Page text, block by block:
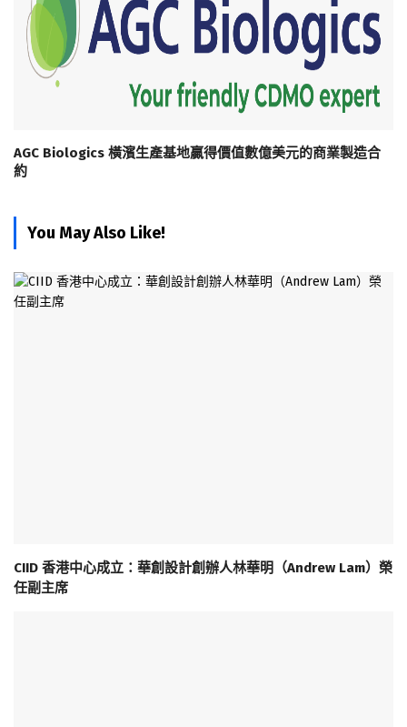
AGC Biologics 橫濱生產基地贏得價值數億美元的商業製造合
約
You May Also Like!
CIID 香港中心成立：華創設計創辦人林華明（Andrew Lam）榮
任副主席